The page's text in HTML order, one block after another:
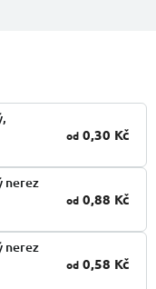
od 0,30 Kč
nerez
od 0,88 Kč
nerez
od 0,58 Kč